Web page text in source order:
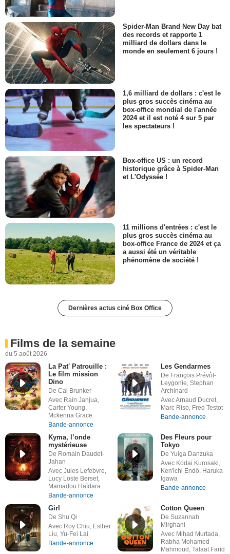
Spider-Man Brand New Day bat
des records et rapporte 1
milliard de dollars dans le
monde en seulement 6 jours !
1,6 milliard de dollars : c'est le
plus gros succès cinéma au
box-office mondial de l'année
2024 et il est noté 4 sur 5 par
les spectateurs !
Box-office US : un record
historique grâce à Spider-Man
et L'Odyssée !
11 millions d'entrées : c'est le
plus gros succès cinéma au
box-office France de 2024 et ça
a aussi été un véritable
phénomène de société !
Dernières actus ciné Box Office
Films de la semaine
du 5 août 2026
La Pat' Patrouille :
Le film mission
Dino
De Cal Brunker
Avec Rain Janjua,
Carter Young,
Mckenna Grace
Bande-annonce
Les Gendarmes
De François Prévôt-
Leygonie, Stephan
Archinard
Avec Arnaud Ducret,
Marc Riso, Fred Testot
Bande-annonce
Kyma, l’onde
mystérieuse
De Romain Daudet-
Jahan
Avec Jules Lefebvre,
Lucy Loste Berset,
Mamadou Haïdara
Bande-annonce
Des Fleurs pour
Tokyo
De Yuiga Danzuka
Avec Kodai Kurosaki,
Ken'ichi Endô, Haruka
Igawa
Bande-annonce
Girl
De Shu Qi
Avec Roy Chiu, Esther
Liu, Yu-Fei Lai
Bande-annonce
Cotton Queen
De Suzannah
Mirghani
Avec Mihad Murtada,
Rabha Mohamed
Mahmoud, Talaat Farid